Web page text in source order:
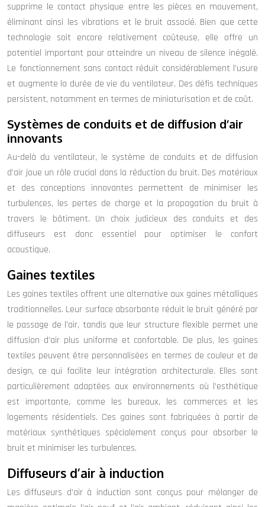
supprime le contact physique entre les pièces en mouvement,
éliminant ainsi les vibrations et le bruit associé. Bien que cette
technologie soit encore relativement coûteuse, elle offre un
potentiel important pour atteindre un niveau de silence inégalé.
Le fonctionnement sans contact réduit considérablement l’usure
et augmente la durée de vie du ventilateur. Des défis techniques
persistent, notamment en termes de miniaturisation et de coût.
Systèmes de conduits et de diffusion d’air
innovants
Au-delà du ventilateur, le système de conduits et de diffusion
d’air joue un rôle crucial dans la réduction du bruit. Des matériaux
et des conceptions innovantes permettent de minimiser les
turbulences, les pertes de charge et la propagation du bruit à
travers le bâtiment. Un choix judicieux des conduits et des
diffuseurs est donc essentiel pour optimiser le confort
acoustique.
Gaines textiles
Les gaines textiles offrent une alternative aux gaines métalliques
traditionnelles. Leur surface absorbante réduit le bruit généré par
le passage de l’air, tandis que leur structure flexible permet une
diffusion d’air plus uniforme et confortable. De plus, les gaines
textiles peuvent être personnalisées en termes de couleur et de
design, ce qui facilite leur intégration architecturale. Elles sont
particulièrement adaptées aux environnements où l’esthétique
est importante, comme les bureaux, les commerces et les
logements résidentiels. Ces gaines sont fabriquées à partir de
matériaux synthétiques spécialement conçus pour absorber le
bruit et minimiser les turbulences.
Diffuseurs d’air à induction
Les diffuseurs d’air à induction sont conçus pour mélanger de